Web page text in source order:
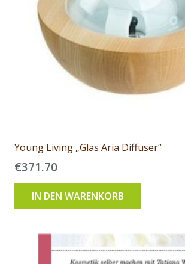
Young Living „Glas Aria Diffuser“
€371.70
IN DEN WARENKORB